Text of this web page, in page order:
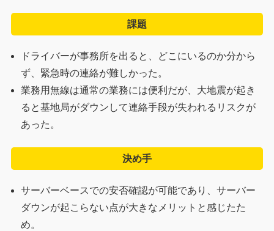
課題
ドライバーが事務所を出ると、どこにいるのか分から
ず、緊急時の連絡が難しかった。
業務用無線は通常の業務には便利だが、大地震が起き
ると基地局がダウンして連絡手段が失われるリスクが
あった。
決め手
サーバーベースでの安否確認が可能であり、サーバー
ダウンが起こらない点が大きなメリットと感じたた
め。